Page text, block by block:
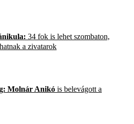
34 fok is lehet szombaton,
a zivatarok
Molnár Anikó is belevágott a